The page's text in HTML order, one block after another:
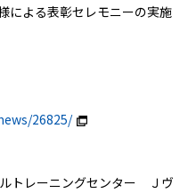
による表彰セレモニーの実施
26825/
トレーニングセンター Ｊヴ